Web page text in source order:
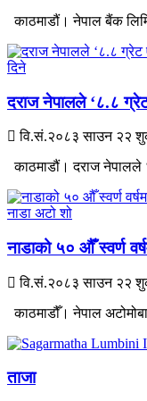
काठमाडौं। नेपाल बैंक
दराज नेपालले ‘८.८
वि.सं.२०८३ साउन २२
काठमाडौं। दराज नेपालले
नाडाको ५० औँ स्वर्ण
वि.सं.२०८३ साउन २२
काठमाडौँ। नेपाल
ताजा